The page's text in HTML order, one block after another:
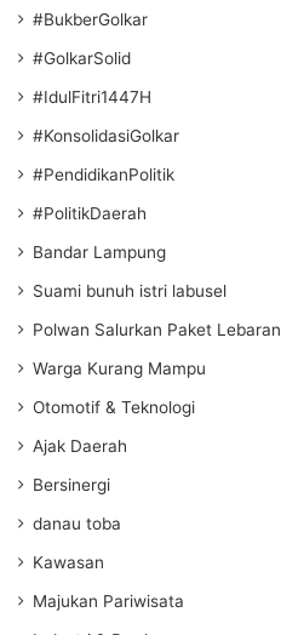
#BukberGolkar
#GolkarSolid
#IdulFitri1447H
#KonsolidasiGolkar
#PendidikanPolitik
#PolitikDaerah
Bandar Lampung
Suami bunuh istri labusel
Polwan Salurkan Paket Lebaran
Warga Kurang Mampu
Otomotif & Teknologi
Ajak Daerah
Bersinergi
danau toba
Kawasan
Majukan Pariwisata